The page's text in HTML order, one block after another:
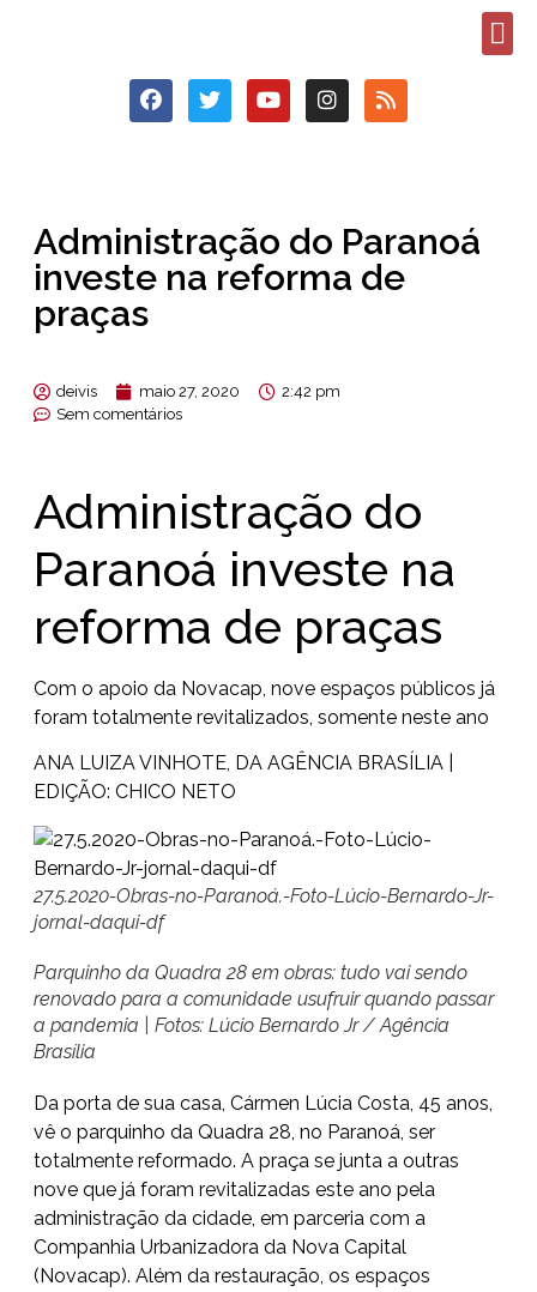
Administração do Paranoá
investe na reforma de
praças
deivis maio 27, 2020
2:42 pm
Sem comentários
Administração do
Paranoá investe na
reforma de praças
Com o apoio da Novacap, nove espaços públicos já
foram totalmente revitalizados, somente neste ano
ANA LUIZA VINHOTE, DA AGÊNCIA BRASÍLIA |
EDIÇÃO: CHICO NETO
27.5.2020-Obras-no-Paranoá.-Foto-Lúcio-Bernardo-Jr-
jornal-daqui-df
Parquinho da Quadra 28 em obras: tudo vai sendo
renovado para a comunidade usufruir quando passar
a pandemia | Fotos: Lúcio Bernardo Jr / Agência
Brasília
Da porta de sua casa, Cármen Lúcia Costa, 45 anos,
vê o parquinho da Quadra 28, no Paranoá, ser
totalmente reformado. A praça se junta a outras
nove que já foram revitalizadas este ano pela
administração da cidade, em parceria com a
Companhia Urbanizadora da Nova Capital
(Novacap). Além da restauração, os espaços